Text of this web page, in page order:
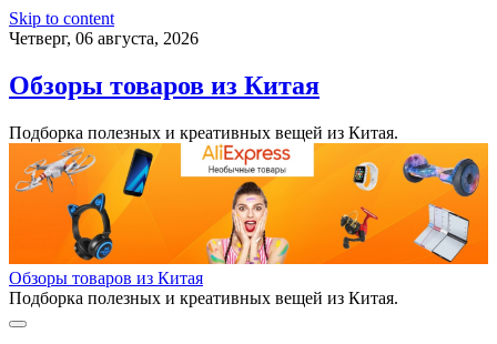
Skip to content
Четверг, 06 августа, 2026
Обзоры товаров из Китая
Подборка полезных и креативных вещей из Китая.
Обзоры товаров из Китая
Подборка полезных и креативных вещей из Китая.